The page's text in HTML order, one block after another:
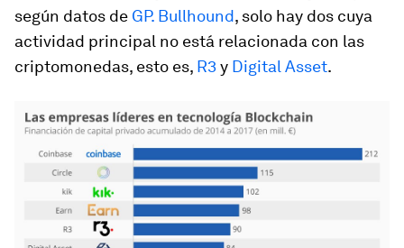
según datos de GP. Bullhound, solo hay dos cuya
actividad principal no está relacionada con las
criptomonedas, esto es, R3y Digital Asset.